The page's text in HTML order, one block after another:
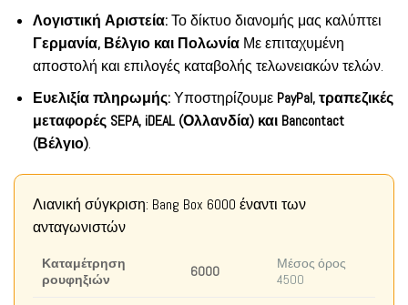
Λογιστική Αριστεία:Το δίκτυο διανομής μας καλύπτει
Γερμανία, Βέλγιο και ΠολωνίαΜε επιταχυμένη
αποστολή και επιλογές καταβολής τελωνειακών τελών.
Ευελιξία πληρωμής:Υποστηρίζουμε PayPal, τραπεζικές
μεταφορές SEPA, iDEAL (Ολλανδία) και Bancontact
(Βέλγιο).
Λιανική σύγκριση: Bang Box 6000 έναντι των
ανταγωνιστών
Καταμέτρηση
ρουφηξιών
6000
Μέσος όρος
4500